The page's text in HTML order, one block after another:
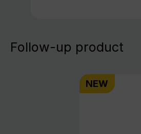
Follow-up product
NEW